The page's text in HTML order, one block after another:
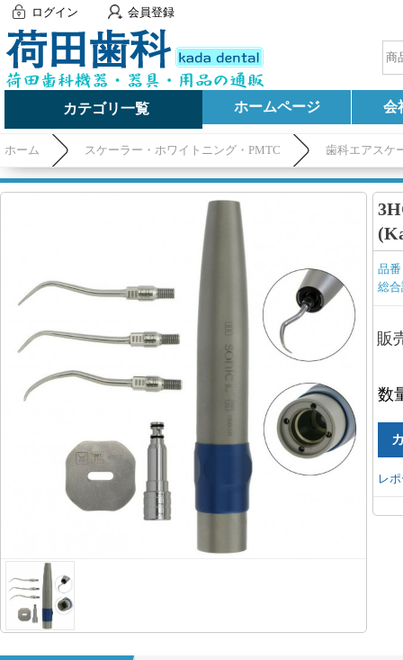
ログイン 会員登録
カテゴリ一覧 ホームページ 会
ホーム スケーラー・ホワイトニング・PMTC 歯科エアスケ
品
総
販
数
レ